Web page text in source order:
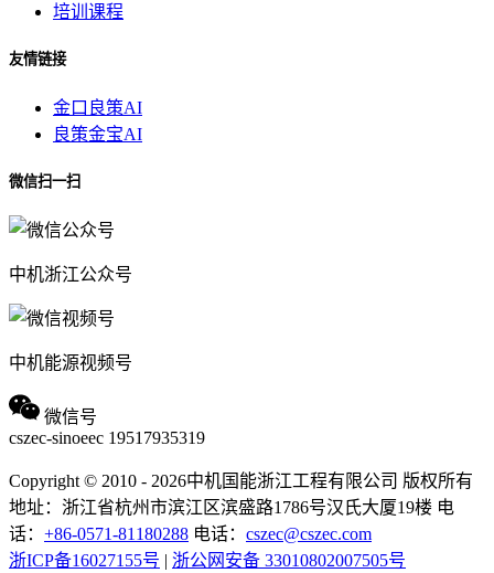
培训课程
友情链接
金口良策AI
良策金宝AI
微信扫一扫
中机浙江公众号
中机能源视频号
微信号
cszec-sinoeec 19517935319
Copyright © 2010 - 2026中机国能浙江工程有限公司 版权所有
地址：浙江省杭州市滨江区滨盛路1786号汉氏大厦19楼 电
话： +86-0571-81180288 电话： cszec@cszec.com
浙ICP备16027155号 | 浙公网安备 33010802007505号